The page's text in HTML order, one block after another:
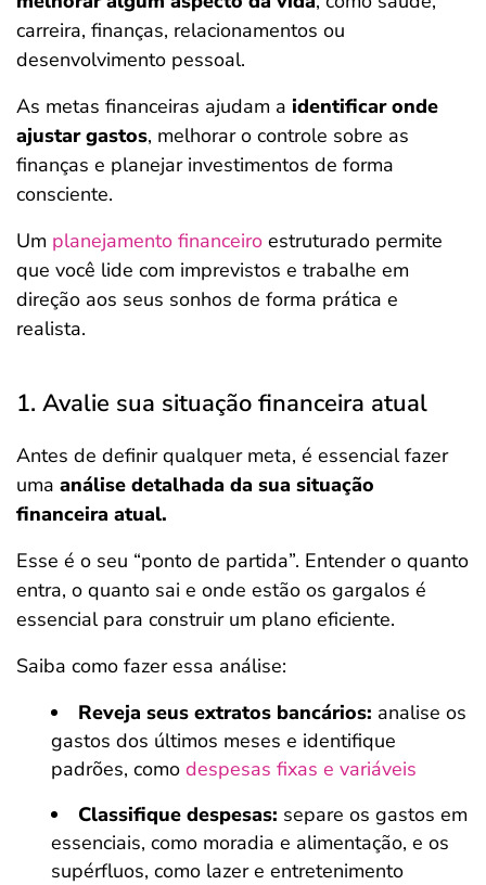
carreira, finanças, relacionamentos ou
desenvolvimento pessoal.
As metas financeiras ajudam a identificar onde
ajustar gastos, melhorar o controle sobre as
finanças e planejar investimentos de forma
consciente.
Um planejamento financeiro estruturado permite
que você lide com imprevistos e trabalhe em
direção aos seus sonhos de forma prática e
realista.
1. Avalie sua situação financeira atual
Antes de definir qualquer meta, é essencial fazer
uma análise detalhada da sua situação
financeira atual.
Esse é o seu “ponto de partida”. Entender o quanto
entra, o quanto sai e onde estão os gargalos é
essencial para construir um plano eficiente.
Saiba como fazer essa análise:
Reveja seus extratos bancários: analise os
gastos dos últimos meses e identifique
padrões, como despesas fixas e variáveis
Classifique despesas: separe os gastos em
essenciais, como moradia e alimentação, e os
supérfluos, como lazer e entretenimento